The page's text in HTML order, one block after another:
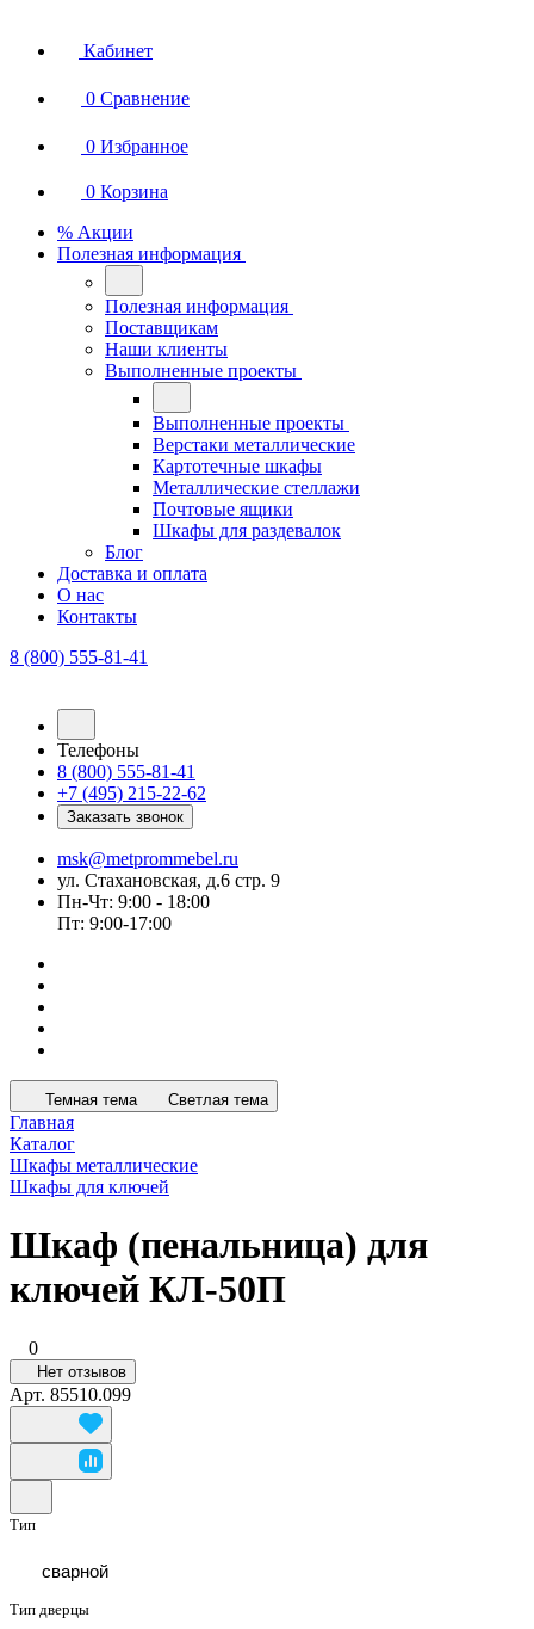
Кабинет
0 Сравнение
0 Избранное
0 Корзина
% Акции
Полезная информация
Полезная информация
Поставщикам
Наши клиенты
Выполненные проекты
Выполненные проекты
Верстаки металлические
Картотечные шкафы
Металлические стеллажи
Почтовые ящики
Шкафы для раздевалок
Блог
Доставка и оплата
О нас
Контакты
8 (800) 555-81-41
Телефоны
8 (800) 555-81-41
+7 (495) 215-22-62
Заказать звонок
msk@metprommebel.ru
ул. Стахановская, д.6 стр. 9
Пн-Чт: 9:00 - 18:00
Пт: 9:00-17:00
Темная тема Светлая тема
Главная
Каталог
Шкафы металлические
Шкафы для ключей
Шкаф (пенальница) для
ключей КЛ-50П
0
Нет отзывов
Арт. 85510.099
Тип
сварной
Тип дверцы